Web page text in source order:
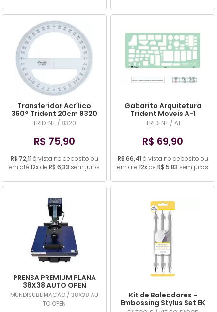
Transferidor Acrílico
360° Trident 20cm 8320
TRIDENT / 8320
R$ 75,90
R$ 72,11 à vista no deposito ou
em até 12xde R$ 6,33 sem juros
Gabarito Arquitetura
Trident Moveis A-1
TRIDENT / A1
R$ 69,90
R$ 66,41 à vista no deposito ou
em até 12xde R$ 5,83 sem juros
PRENSA PREMIUM PLANA
38X38 AUTO OPEN
MUNDISUBLIMACAO / 38X38 AU
TO OPEN
Kit de Boleadores -
Embossing Stylus Set EK